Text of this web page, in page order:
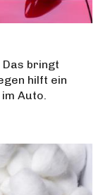
Das bringt
hilft ein
Auto.